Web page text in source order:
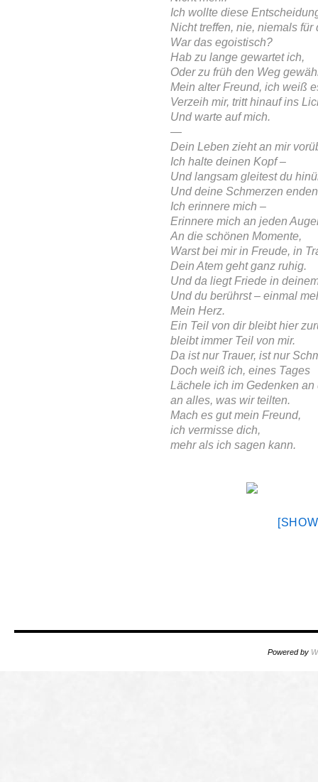
Ich wollte diese
Nicht treffen, nie, niemals für
War das egoistisch?
Hab zu lange gewartet ich,
Oder zu früh den Weg
Mein alter Freund, ich weiß
Verzeih mir, tritt hinauf ins
Und warte auf mich.
—
Dein Leben zieht an mir
Ich halte deinen Kopf –
Und langsam gleitest du
Und deine Schmerzen
Ich erinnere mich –
Erinnere mich an jeden
An die schönen Momente,
Warst bei mir in Freude, in
Dein Atem geht ganz ruhig.
Und da liegt Friede in
Und du berührst – einmal
Mein Herz.
Ein Teil von dir bleibt hier
bleibt immer Teil von mir.
Da ist nur Trauer, ist nur
Doch weiß ich, eines Tages
Lächele ich im Gedenken an
an alles, was wir teilten.
Mach es gut mein Freund,
ich vermisse dich,
mehr als ich sagen kann.
Powered by